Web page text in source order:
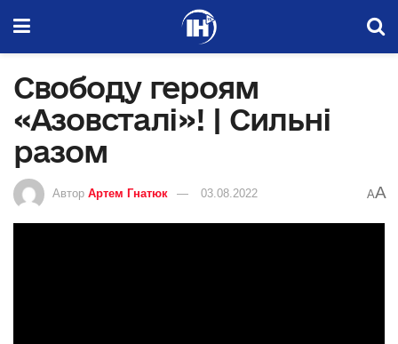
Свободу героям
«Азовсталі»! | Сильні
разом
Автор Артем Гнатюк 03.08.2022 AA